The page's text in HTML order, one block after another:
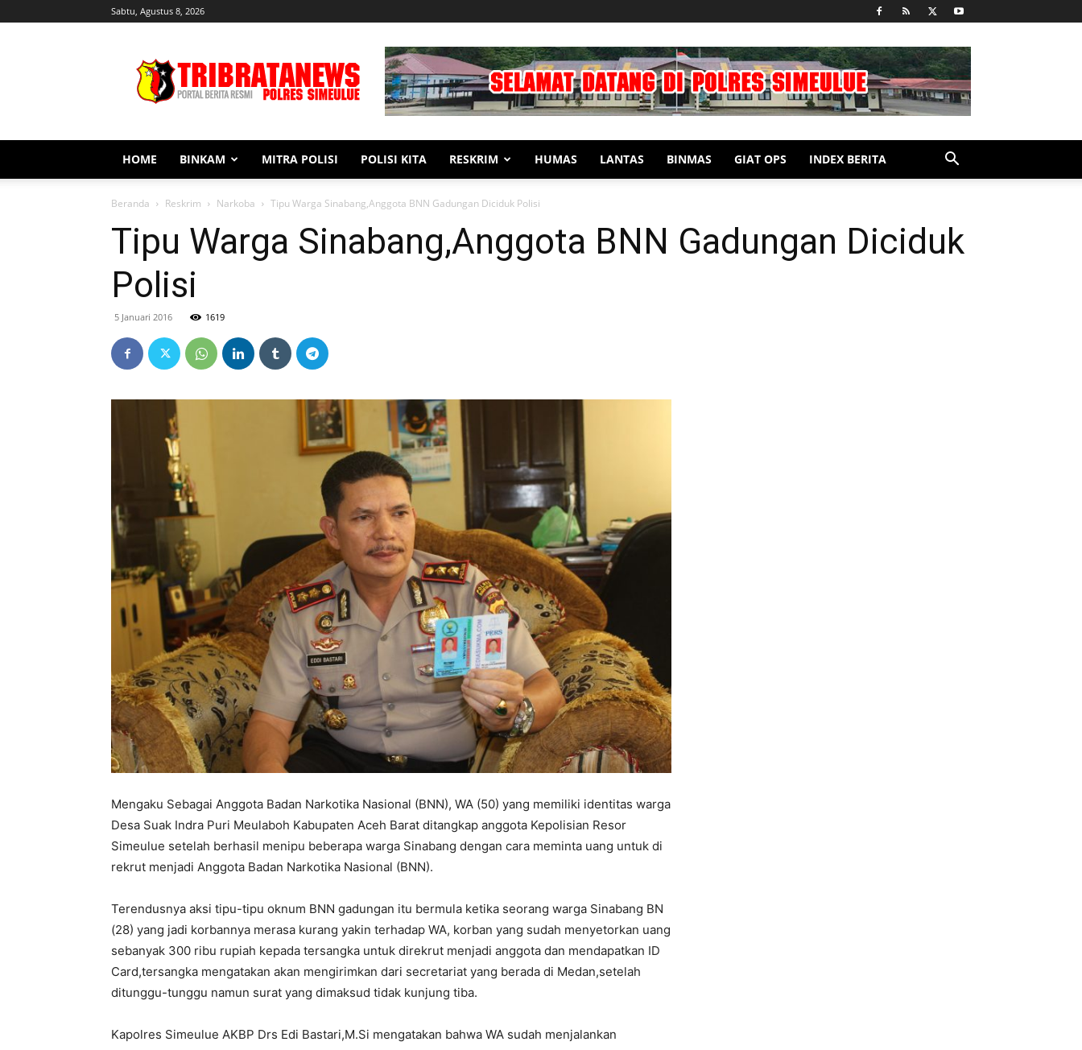
Sabtu, Agustus 8, 2026
Simeulue
HOME BINKAM MITRA POLISI POLISI KITA RESKRIM HUMAS LANTAS BINMAS GIAT OPS INDEX BERITA
Beranda Reskrim Narkoba Tipu Warga Sinabang,Anggota BNN Gadungan Diciduk Polisi
Tipu Warga Sinabang,Anggota BNN Gadungan Diciduk
Polisi
5 Januari 2016 1619
Mengaku Sebagai Anggota Badan Narkotika Nasional (BNN), WA (50) yang memiliki identitas warga
Desa Suak Indra Puri Meulaboh Kabupaten Aceh Barat ditangkap anggota Kepolisian Resor
Simeulue setelah berhasil menipu beberapa warga Sinabang dengan cara meminta uang untuk di
rekrut menjadi Anggota Badan Narkotika Nasional (BNN).
Terendusnya aksi tipu-tipu oknum BNN gadungan itu bermula ketika seorang warga Sinabang BN
(28) yang jadi korbannya merasa kurang yakin terhadap WA, korban yang sudah menyetorkan uang
sebanyak 300 ribu rupiah kepada tersangka untuk direkrut menjadi anggota dan mendapatkan ID
Card,tersangka mengatakan akan mengirimkan dari secretariat yang berada di Medan,setelah
ditunggu-tunggu namun surat yang dimaksud tidak kunjung tiba.
Kapolres Simeulue AKBP Drs Edi Bastari,M.Si mengatakan bahwa WA sudah menjalankan